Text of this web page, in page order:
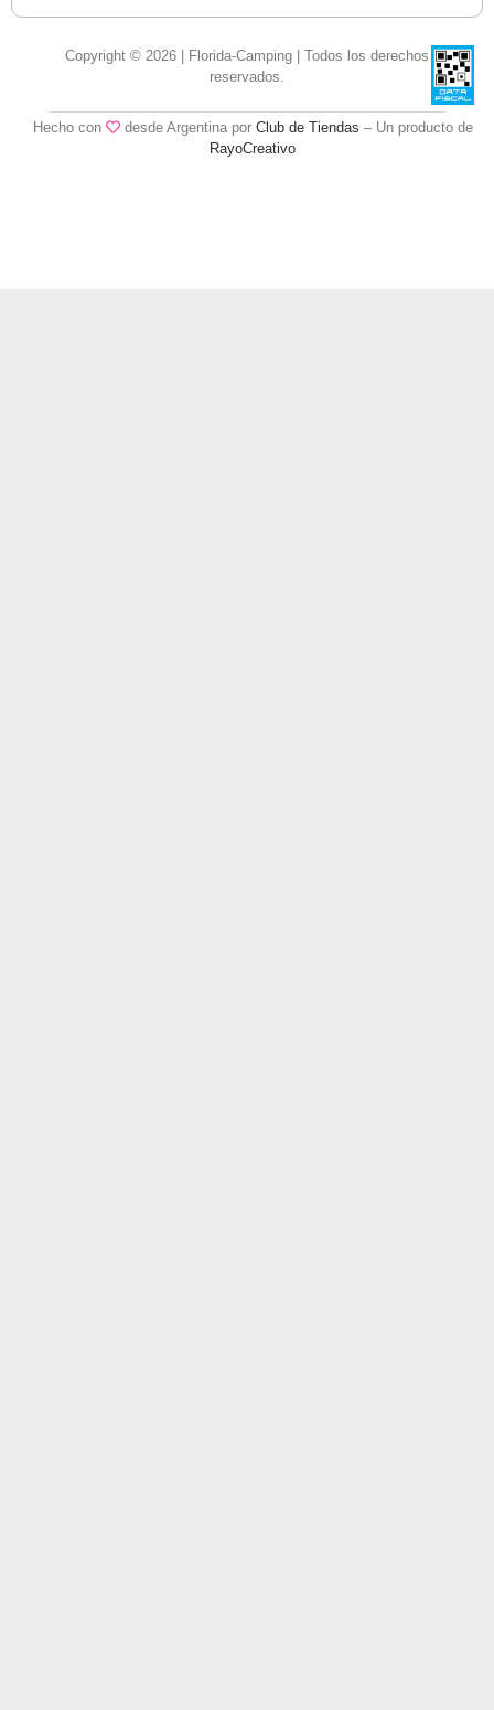
Copyright © 2026 | Florida-Camping | Todos los derechos
reservados.
Hecho con desde Argentina por Club de Tiendas – Un producto de
RayoCreativo